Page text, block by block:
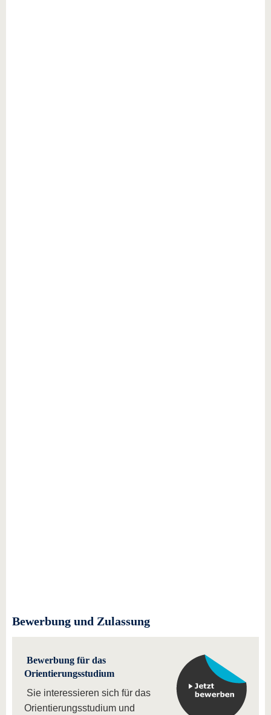
Bewerbung und Zulassung
Bewerbung für das
Orientierungsstudium
Sie interessieren sich für das
Orientierungsstudium und